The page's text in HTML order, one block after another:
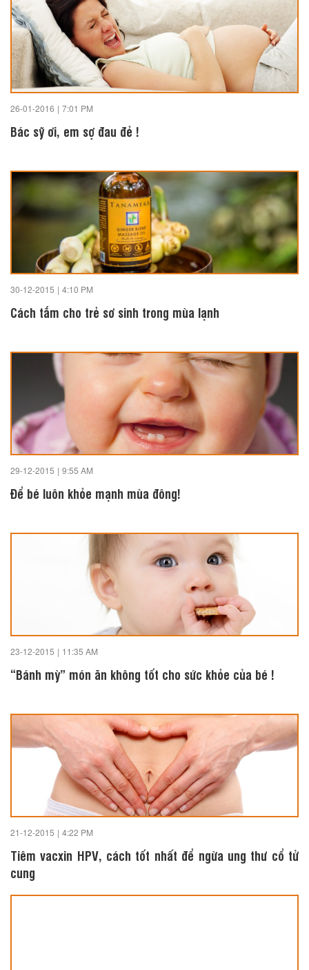
26-01-2016 | 7:01 PM
Bác sỹ ơi, em sợ đau đẻ !
30-12-2015 | 4:10 PM
Cách tắm cho trẻ sơ sinh trong mùa lạnh
29-12-2015 | 9:55 AM
Để bé luôn khỏe mạnh mùa đông!
23-12-2015 | 11:35 AM
“Bánh mỳ” món ăn không tốt cho sức khỏe của bé !
21-12-2015 | 4:22 PM
Tiêm vacxin HPV, cách tốt nhất để ngừa ung thư cổ tử
cung